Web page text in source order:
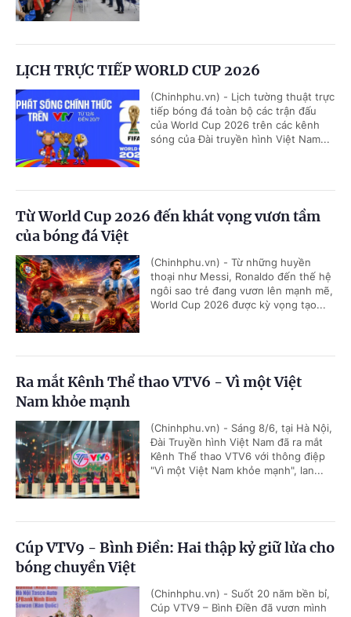
LỊCH TRỰC TIẾP WORLD CUP 2026
(Chinhphu.vn) - Lịch tường thuật trực
tiếp bóng đá toàn bộ các trận đấu
của World Cup 2026 trên các kênh
sóng của Đài truyền hình Việt Nam...
Từ World Cup 2026 đến khát vọng vươn tầm
của bóng đá Việt
(Chinhphu.vn) - Từ những huyền
thoại như Messi, Ronaldo đến thế hệ
ngôi sao trẻ đang vươn lên mạnh mẽ,
World Cup 2026 được kỳ vọng tạo...
Ra mắt Kênh Thể thao VTV6 - Vì một Việt
Nam khỏe mạnh
(Chinhphu.vn) - Sáng 8/6, tại Hà Nội,
Đài Truyền hình Việt Nam đã ra mắt
Kênh Thể thao VTV6 với thông điệp
"Vì một Việt Nam khỏe mạnh", lan...
Cúp VTV9 - Bình Điền: Hai thập kỷ giữ lửa cho
bóng chuyền Việt
(Chinhphu.vn) - Suốt 20 năm bền bỉ,
Cúp VTV9 – Bình Điền đã vươn mình